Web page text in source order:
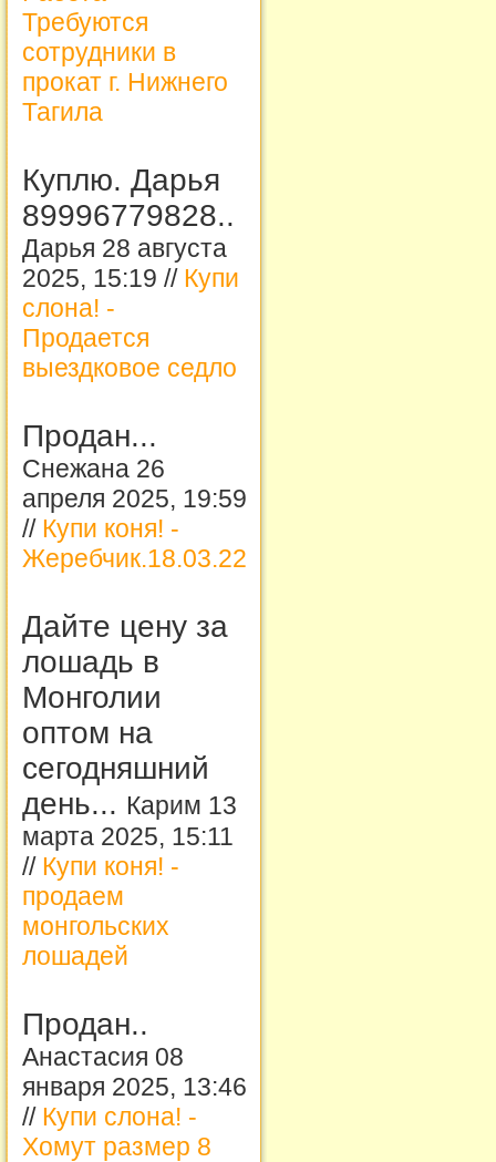
Требуются
сотрудники в
прокат г. Нижнего
Тагила
Куплю. Дарья
89996779828..
Дарья 28 августа
2025, 15:19 // Купи
слона! -
Продается
выездковое седло
Продан...
Снежана 26
апреля 2025, 19:59
// Купи коня! -
Жеребчик.18.03.22
Дайте цену за
лошадь в
Монголии
оптом на
сегодняшний
день... Карим 13
марта 2025, 15:11
// Купи коня! -
продаем
монгольских
лошадей
Продан..
Анастасия 08
января 2025, 13:46
// Купи слона! -
Хомут размер 8